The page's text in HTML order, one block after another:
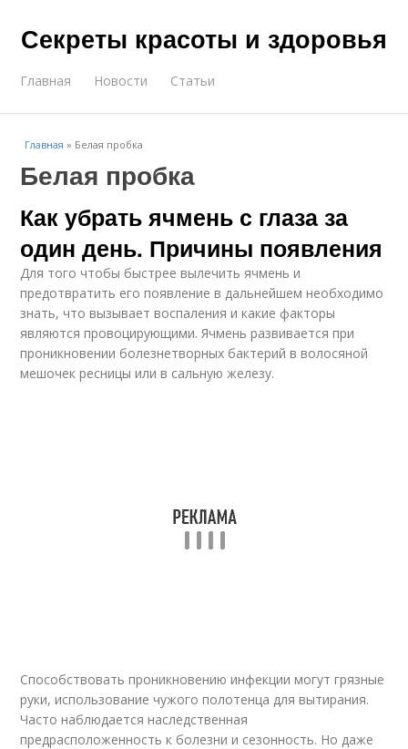
Секреты красоты и здоровья
Главная Новости Статьи
Главная » Белая пробка
Белая пробка
Как убрать ячмень с глаза за
один день. Причины появления
Для того чтобы быстрее вылечить ячмень и
предотвратить его появление в дальнейшем необходимо
знать, что вызывает воспаления и какие факторы
являются провоцирующими. Ячмень развивается при
проникновении болезнетворных бактерий в волосяной
мешочек ресницы или в сальную железу.
Способствовать проникновению инфекции могут грязные
руки, использование чужого полотенца для вытирания.
Часто наблюдается наследственная
предрасположенность к болезни и сезонность. Но даже